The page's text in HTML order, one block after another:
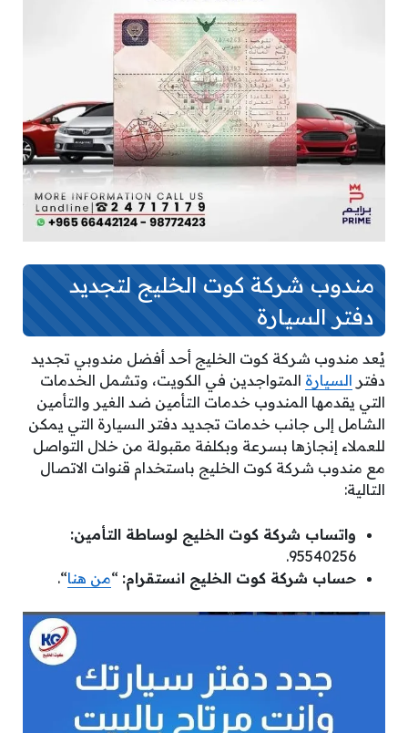
مندوب شركة كوت الخليج لتجديد
دفتر السيارة
يُعد مندوب شركة كوت الخليج أحد أفضل مندوبي تجديد
دفتر السيارة المتواجدين في الكويت، وتشمل الخدمات
التي يقدمها المندوب خدمات التأمين ضد الغير والتأمين
الشامل إلى جانب خدمات تجديد دفتر السيارة التي يمكن
للعملاء إنجازها بسرعة وبكلفة مقبولة من خلال التواصل
مع مندوب شركة كوت الخليج باستخدام قنوات الاتصال
التالية:
واتساب شركة كوت الخليج لوساطة التأمين:
95540256.
حساب شركة كوت الخليج انستقرام: “من هنا“.